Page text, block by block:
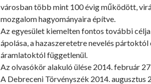
városban több mint 100 évig működött,
mozgalom hagyományaira építve.
Az egyesület kiemelten fontos további
ápolása, a hazaszeretetre nevelés pártoktól
áramlatoktól függetlenül.
Az olvasókör alakuló ülése 2014. február
A Debreceni Törvényszék 2014. augusztus